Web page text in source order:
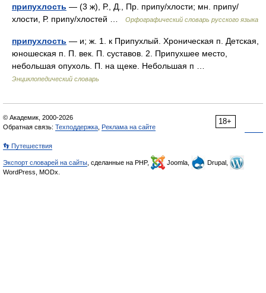
припухлость — (3 ж), Р., Д., Пр. припу/хлости; мн. припу/
хлости, Р. припу/хлостей …
Орфографический словарь русского языка
припухлость — и; ж. 1. к Припухлый. Хроническая п. Детская,
юношеская п. П. век. П. суставов. 2. Припухшее место,
небольшая опухоль. П. на щеке. Небольшая п …
Энциклопедический словарь
18+
© Академик, 2000-2026
Обратная связь: Техподдержка Реклама на сайте
👣 Путешествия
Экспорт словарей на сайты , сделанные на PHP, Joomla,
Drupal,
WordPress, MODx.